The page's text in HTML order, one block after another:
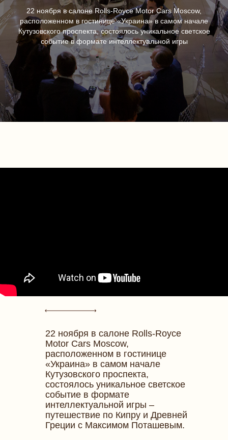
22 ноября в салоне Rolls-Royce Motor Cars Moscow,
расположенном в гостинице «Украина» в самом начале
Кутузовского проспекта, состоялось уникальное светское
событие в формате интеллектуальной игры
22 ноября в салоне Rolls-Royce
Motor Cars Moscow,
расположенном в гостинице
«Украина» в самом начале
Кутузовского проспекта,
состоялось уникальное светское
событие в формате
интеллектуальной игры –
путешествие по Кипру и Древней
Греции с Максимом Поташевым.